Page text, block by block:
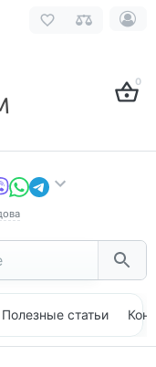
0
Полезные статьи